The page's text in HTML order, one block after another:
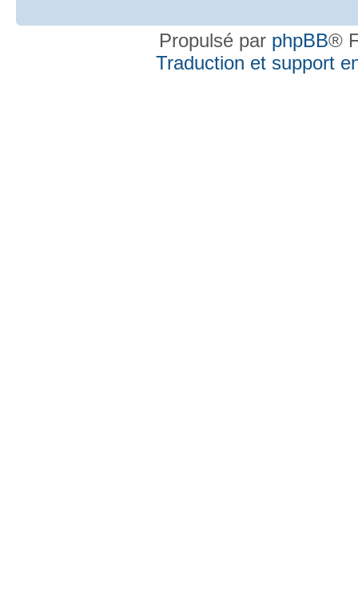
Propulsé par phpBB®
Traduction et support